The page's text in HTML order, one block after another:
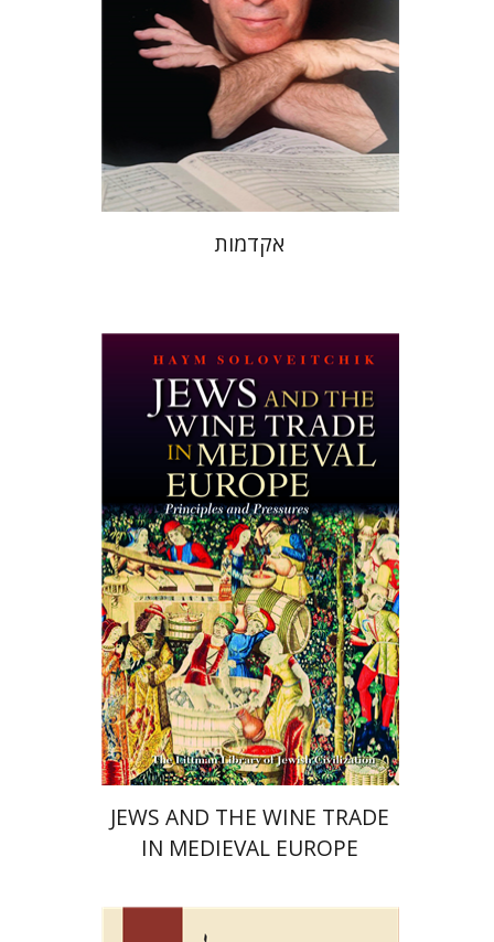
הנחת אתר ספר מודפס
$35
$32
אקדמות
חיים סולוביצ'יק
הנחת אתר ספר מודפס
$50
$45
JEWS AND THE WINE TRADE
IN MEDIEVAL EUROPE